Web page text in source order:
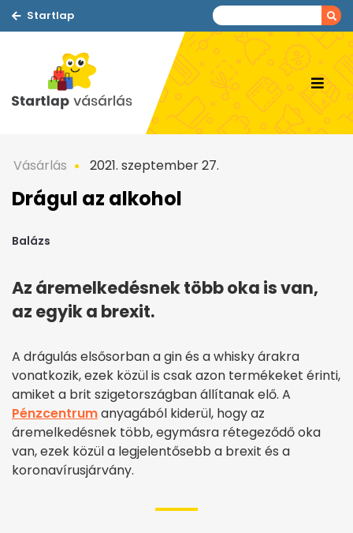
Startlap
Vásárlás 2021. szeptember 27.
Drágul az alkohol
Balázs
Az áremelkedésnek több oka is van,
az egyik a brexit.
A drágulás elsősorban a gin és a whisky árakra
vonatkozik, ezek közül is csak azon termékeket érinti,
amiket a brit szigetországban állítanak elő. A
Pénzcentrumanyagából kiderül, hogy az
áremelkedésnek több, egymásra rétegeződő oka
van, ezek közül a legjelentősebb a brexit és a
koronavírusjárvány.